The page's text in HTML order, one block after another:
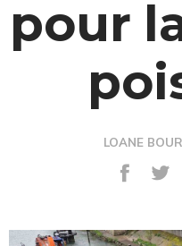
pour
LOANE